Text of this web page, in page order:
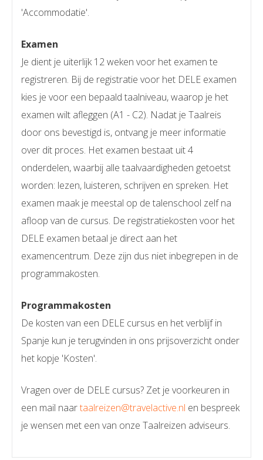
'Accommodatie'.
Examen
Je dient je uiterlijk 12 weken voor het examen te
registreren. Bij de registratie voor het DELE examen
kies je voor een bepaald taalniveau, waarop je het
examen wilt afleggen (A1 - C2). Nadat je Taalreis
door ons bevestigd is, ontvang je meer informatie
over dit proces. Het examen bestaat uit 4
onderdelen, waarbij alle taalvaardigheden getoetst
worden: lezen, luisteren, schrijven en spreken. Het
examen maak je meestal op de talenschool zelf na
afloop van de cursus. De registratiekosten voor het
DELE examen betaal je direct aan het
examencentrum. Deze zijn dus niet inbegrepen in de
programmakosten.
Programmakosten
De kosten van een DELE cursus en het verblijf in
Spanje kun je terugvinden in ons prijsoverzicht onder
het kopje 'Kosten'.
Vragen over de DELE cursus? Zet je voorkeuren in
een mail naartaalreizen@travelactive.nl en bespreek
je wensen met een van onze Taalreizen adviseurs.